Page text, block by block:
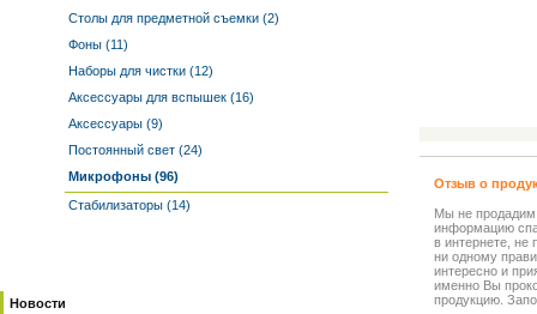
Столы для предметной съемки (2)
Фоны (11)
Наборы для чистки (12)
Аксессуары для вспышек (16)
Аксессуары (9)
Постоянный свет (24)
Микрофоны (96)
Стабилизаторы (14)
Новости
Отзыв о
Мы не
информацию
в интернете, не
ни одному
интересно и
именно Вы
продукцию.